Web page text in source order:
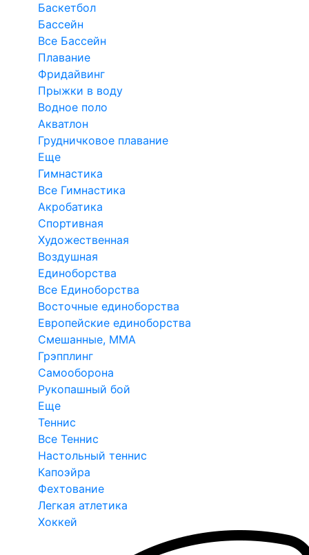
Баскетбол
Бассейн
Все Бассейн
Плавание
Фридайвинг
Прыжки в воду
Водное поло
Акватлон
Грудничковое плавание
Еще
Гимнастика
Все Гимнастика
Акробатика
Спортивная
Художественная
Воздушная
Единоборства
Все Единоборства
Восточные единоборства
Европейские единоборства
Смешанные, ММА
Грэпплинг
Самооборона
Рукопашный бой
Еще
Теннис
Все Теннис
Настольный теннис
Капоэйра
Фехтование
Легкая атлетика
Хоккей